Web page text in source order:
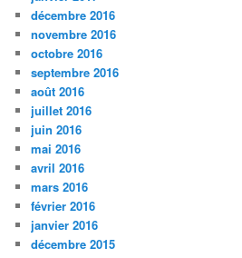
décembre 2016
novembre 2016
octobre 2016
septembre 2016
août 2016
juillet 2016
juin 2016
mai 2016
avril 2016
mars 2016
février 2016
janvier 2016
décembre 2015